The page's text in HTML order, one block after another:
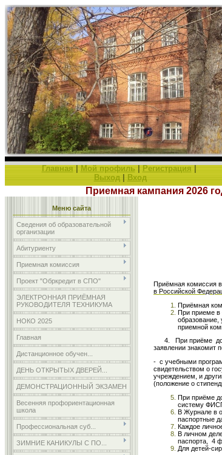
Главная Мой профиль Регистрация
Выход| Вход
Приемная кампания 2026
Меню сайта
Сведения об образовательной
организации
Абитуриенту
Приемная комиссия
Проект "Обркредит в СПО"
ЭЛЕКТРОННАЯ ПРИЁМНАЯ
РУКОВОДИТЕЛЯ ТЕХНИКУМА
НОКО 2025
Главная
Дистанционное обучен...
ДЕНЬ ОТКРЫТЫХ ДВЕРЕЙ...
ДЕМОНСТРАЦИОННЫЙ ЭКЗАМЕН
Весенняя профориентационная
школа
Профессиональная суб...
ЗИМНИЕ КАНИКУЛЫ С ПО...
Приёмная комиссия в
в Российской
Приёмная
При приеме в
образование,
приемной
4. При приёме
заявлении знакомит
- с учебными
свидетельством о
учреждением, и
(положение о
При приёме
систему
В Журнале в
паспортные
Каждое
В личном
паспорта, 4
Для детей-